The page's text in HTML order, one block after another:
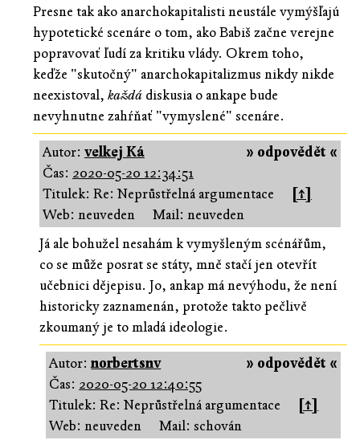
Presne tak ako anarchokapitalisti neustále vymýšľajú
hypotetické scenáre o tom, ako Babiš začne verejne
popravovať ľudí za kritiku vlády. Okrem toho,
keďže "skutočný" anarchokapitalizmus nikdy nikde
neexistoval, každá diskusia o ankape bude
nevyhnutne zahŕňať "vymyslené" scenáre.
» odpovědět «
Autor: velkej Ká
Čas: 2020-05-20 12:34:51
Titulek: Re: Neprůstřelná argumentace
[↑]
Web: neuveden
Mail: neuveden
Já ale bohužel nesahám k vymyšleným scénářům,
co se může posrat se státy, mně stačí jen otevřít
učebnici dějepisu. Jo, ankap má nevýhodu, že není
historicky zaznamenán, protože takto pečlivě
zkoumaný je to mladá ideologie.
» odpovědět «
Autor:norbertsnv
Čas: 2020-05-20 12:40:55
Titulek: Re: Neprůstřelná argumentace
[↑]
Web: neuveden
Mail: schován